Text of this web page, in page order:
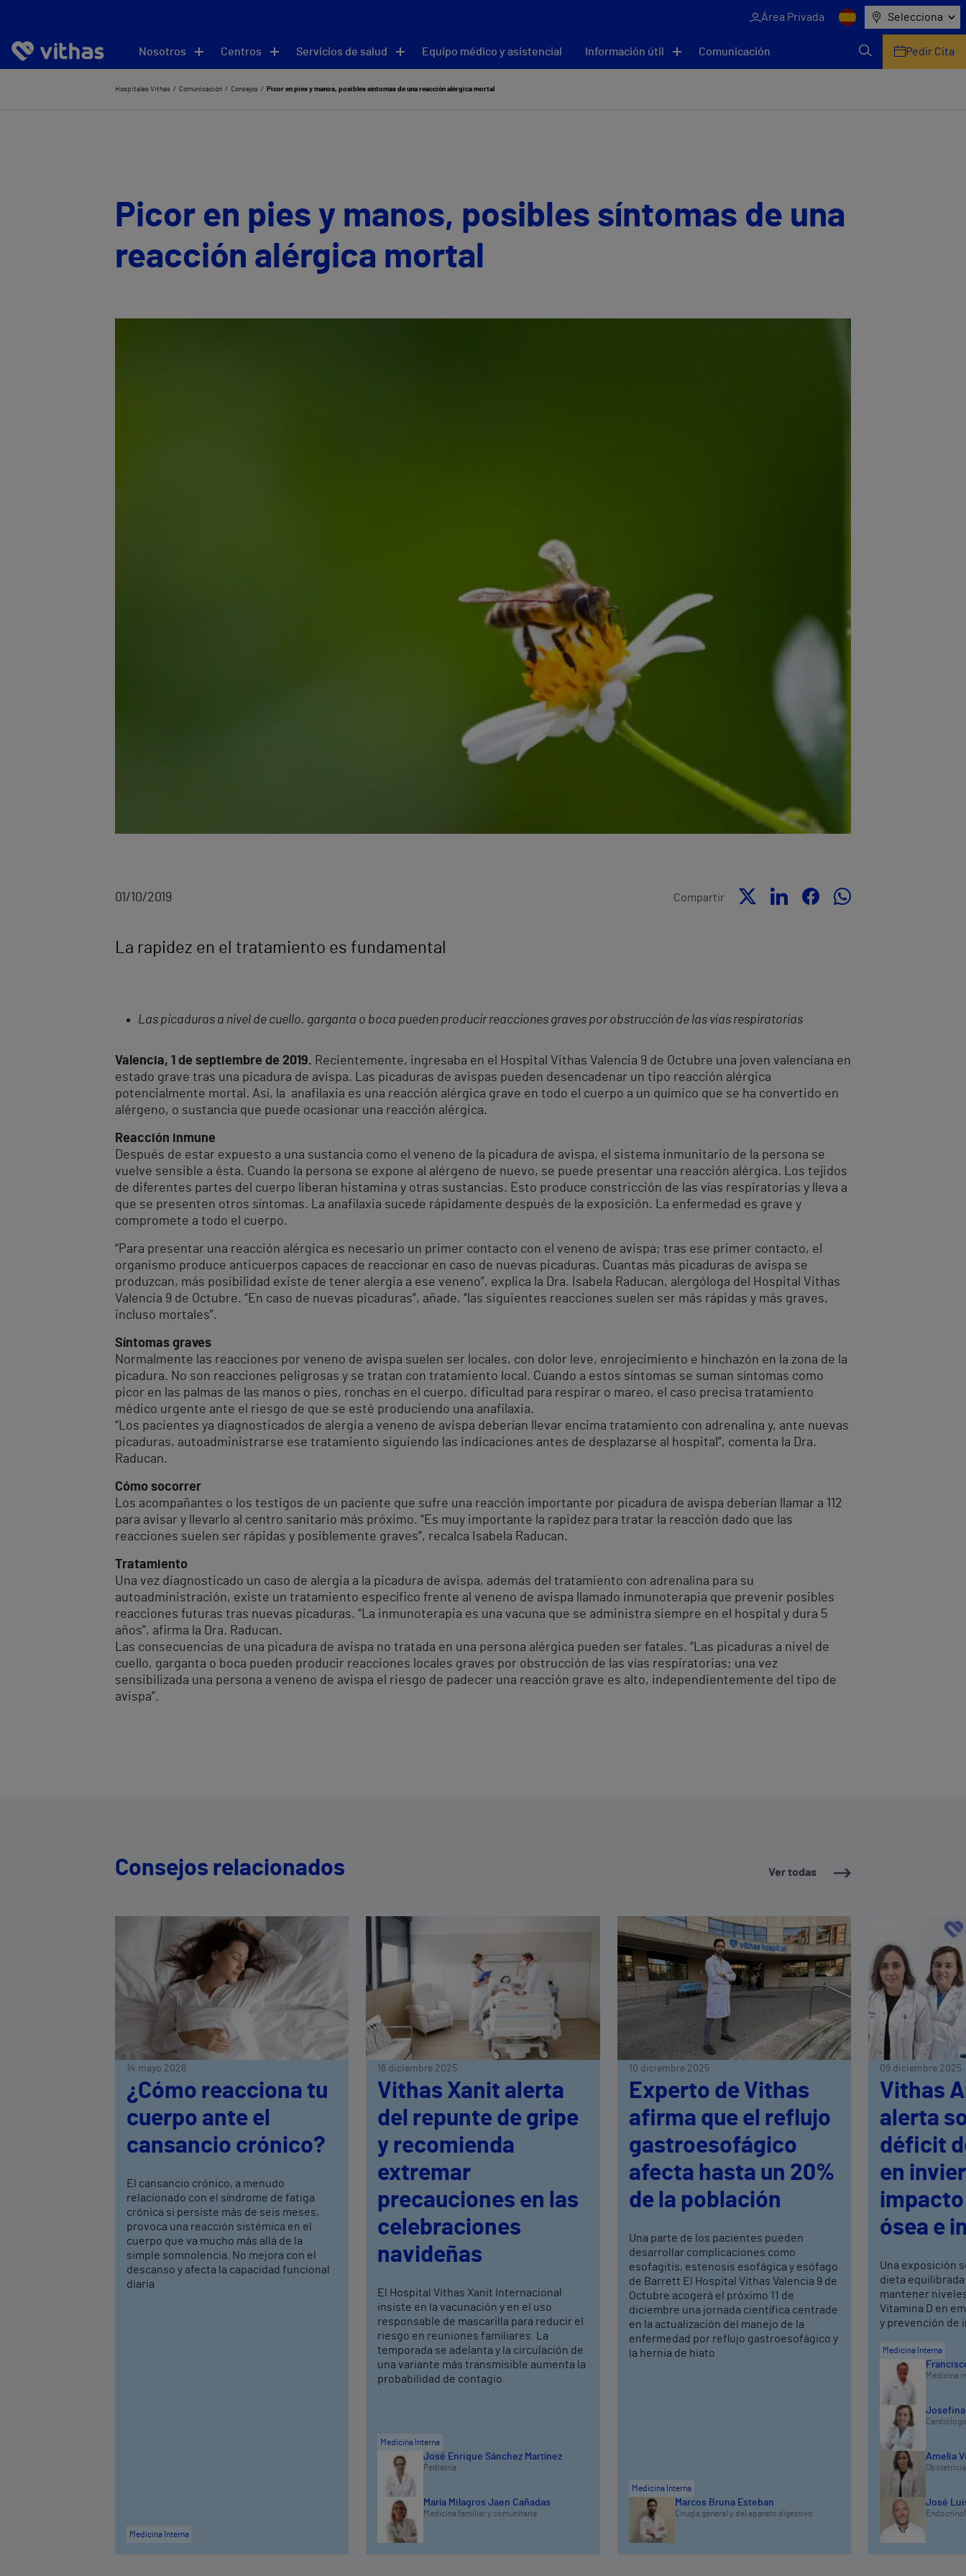
Área Privada Selecciona
Nosotros Centros Servicios de salud Equipo médico y asistencial Información útil Comunicación Pedir Cita
Hospitales Vithas Comunicación Consejos Picor en pies y manos, posibles síntomas de una reacción alérgica mortal
Picor en pies y manos, posibles síntomas de una
reacción alérgica mortal
01/10/2019 Compartir
La rapidez en el tratamiento es fundamental
Las picaduras a nivel de cuello, garganta o boca pueden producir reacciones graves por obstrucción de las vías respiratorias
Valencia, 1 de septiembre de 2019. Recientemente, ingresaba en el Hospital Vithas Valencia 9 de Octubre una joven valenciana en
estado grave tras una picadura de avispa. Las picaduras de avispas pueden desencadenar un tipo reacción alérgica
potencialmente mortal. Así, la anafilaxia es una reacción alérgica grave en todo el cuerpo a un químico que se ha convertido en
alérgeno, o sustancia que puede ocasionar una reacción alérgica.
Reacción inmune
Después de estar expuesto a una sustancia como el veneno de la picadura de avispa, el sistema inmunitario de la persona se
vuelve sensible a ésta. Cuando la persona se expone al alérgeno de nuevo, se puede presentar una reacción alérgica. Los tejidos
de diferentes partes del cuerpo liberan histamina y otras sustancias. Esto produce constricción de las vías respiratorias y lleva a
que se presenten otros síntomas. La anafilaxia sucede rápidamente después de la exposición. La enfermedad es grave y
compromete a todo el cuerpo.
“Para presentar una reacción alérgica es necesario un primer contacto con el veneno de avispa; tras ese primer contacto, el
organismo produce anticuerpos capaces de reaccionar en caso de nuevas picaduras. Cuantas más picaduras de avispa se
produzcan, más posibilidad existe de tener alergia a ese veneno”, explica la Dra. Isabela Raducan, alergóloga del Hospital Vithas
Valencia 9 de Octubre. “En caso de nuevas picaduras”, añade, “las siguientes reacciones suelen ser más rápidas y más graves,
incluso mortales”.
Síntomas graves
Normalmente las reacciones por veneno de avispa suelen ser locales, con dolor leve, enrojecimiento e hinchazón en la zona de la
picadura. No son reacciones peligrosas y se tratan con tratamiento local. Cuando a estos síntomas se suman síntomas como
picor en las palmas de las manos o pies, ronchas en el cuerpo, dificultad para respirar o mareo, el caso precisa tratamiento
médico urgente ante el riesgo de que se esté produciendo una anafilaxia.
“Los pacientes ya diagnosticados de alergia a veneno de avispa deberían llevar encima tratamiento con adrenalina y, ante nuevas
picaduras, autoadministrarse ese tratamiento siguiendo las indicaciones antes de desplazarse al hospital”, comenta la Dra.
Raducan.
Cómo socorrer
Los acompañantes o los testigos de un paciente que sufre una reacción importante por picadura de avispa deberían llamar a 112
para avisar y llevarlo al centro sanitario más próximo. “Es muy importante la rapidez para tratar la reacción dado que las
reacciones suelen ser rápidas y posiblemente graves”, recalca Isabela Raducan.
Tratamiento
Una vez diagnosticado un caso de alergia a la picadura de avispa, además del tratamiento con adrenalina para su
autoadministración, existe un tratamiento específico frente al veneno de avispa llamado inmunoterapia que prevenir posibles
reacciones futuras tras nuevas picaduras. “La inmunoterapia es una vacuna que se administra siempre en el hospital y dura 5
años”, afirma la Dra. Raducan.
Las consecuencias de una picadura de avispa no tratada en una persona alérgica pueden ser fatales. “Las picaduras a nivel de
cuello, garganta o boca pueden producir reacciones locales graves por obstrucción de las vías respiratorias; una vez
sensibilizada una persona a veneno de avispa el riesgo de padecer una reacción grave es alto, independientemente del tipo de
avispa”.
Consejos relacionados Ver todas
14 mayo 2026
¿Cómo reacciona tu
cuerpo ante el
cansancio crónico?
El cansancio crónico, a menudo
relacionado con el síndrome de fatiga
crónica si persiste más de seis meses,
provoca una reacción sistémica en el
cuerpo que va mucho más allá de la
simple somnolencia. No mejora con el
descanso y afecta la capacidad funcional
diaria
Medicina Interna
18 diciembre 2025
Vithas Xanit alerta
del repunte de gripe
y recomienda
extremar
precauciones en las
celebraciones
navideñas
El Hospital Vithas Xanit Internacional
insiste en la vacunación y en el uso
responsable de mascarilla para reducir el
riesgo en reuniones familiares. La
temporada se adelanta y la circulación de
una variante más transmisible aumenta la
probabilidad de contagio.
Medicina Interna
José Enrique Sánchez Martínez
Pediatría
María Milagros Jaen Cañadas
Medicina familiar y comunitaria
10 diciembre 2025
Experto de Vithas
afirma que el reflujo
gastroesofágico
afecta hasta un 20%
de la población
Una parte de los pacientes pueden
desarrollar complicaciones como
esofagitis, estenosis esofágica y esófago
de Barrett El Hospital Vithas Valencia 9 de
Octubre acogerá el próximo 11 de
diciembre una jornada científica centrade
en la actualización del manejo de la
enfermedad por reflujo gastroesofágico y
la hernia de hiato
Medicina Interna
Marcos Bruna Esteban
Cirugía general y del aparato digestivo
09 diciembre 2025
Vithas
alerta
déficit
en
impacto
ósea e
Una exposición
dieta
mantener
Vitamina D en
y prevención de
Medicina Interna
Medicina
Josefina
Amelia
José